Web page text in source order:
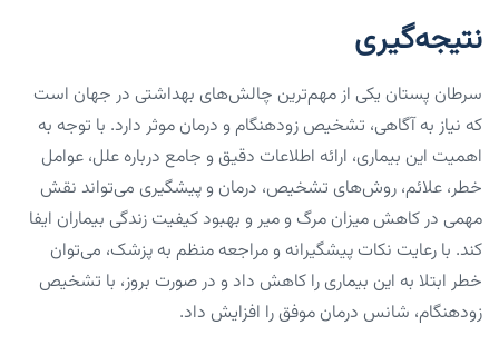
نتیجه‌گیری
سرطان پستان یکی از مهم‌ترین چالش‌های بهداشتی در جهان است
که نیاز به آگاهی، تشخیص زودهنگام و درمان موثر دارد. با توجه به
اهمیت این بیماری، ارائه اطلاعات دقیق و جامع درباره علل، عوامل
خطر، علائم، روش‌های تشخیص، درمان و پیشگیری می‌تواند نقش
مهمی در کاهش میزان مرگ و میر و بهبود کیفیت زندگی بیماران ایفا
کند. با رعایت نکات پیشگیرانه و مراجعه منظم به پزشک، می‌توان
خطر ابتلا به این بیماری را کاهش داد و در صورت بروز، با تشخیص
زودهنگام، شانس درمان موفق را افزایش داد.